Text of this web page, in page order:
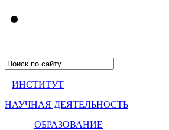
ИНСТИТУТ
НАУЧНАЯ ДЕЯТЕЛЬНОСТЬ
ОБРАЗОВАНИЕ